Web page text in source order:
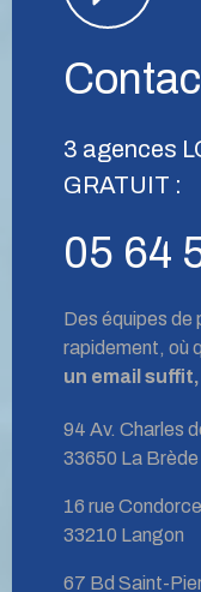
3 agences
GRATUIT :
05 64
Des équipes de
rapidement, où
un email
94 Av. Charles
33650 La Brède
16 rue
33210 Langon
67 Bd Saint-